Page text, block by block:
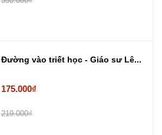
Đường vào triết học - Giáo sư Lê...
175.000₫
219.000₫